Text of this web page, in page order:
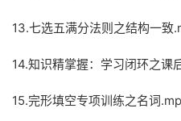
13.七选五满分法则之结构一致
14.知识精掌握：学习闭环之课
15.完形填空专项训练之名词